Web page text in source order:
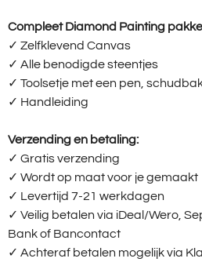
Compleet Diamond Painting
✓ Zelfklevend Canvas
✓ Alle benodigde steentjes
✓ Toolsetje met een pen,
✓ Handleiding
Verzending en betaling:
✓ Gratis verzending
✓ Wordt op maat voor je gemaakt
✓ Levertijd 7-21 werkdagen
✓ Veilig betalen via iDeal/Wero,
Bank of Bancontact
✓ Achteraf betalen mogelijk via